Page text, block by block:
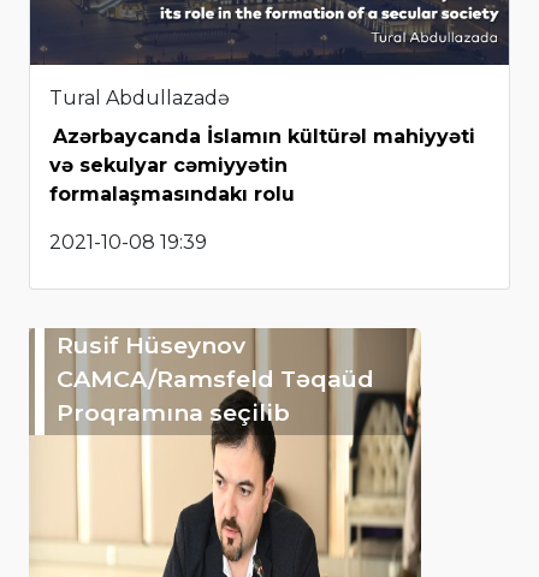
Tural Abdullazadə
Azərbaycanda İslamın kültürəl mahiyyəti
və sekulyar cəmiyyətin
formalaşmasındakı rolu
2021-10-08 19:39
Rusif Hüseynov
CAMCA/Ramsfeld Təqaüd
Proqramına seçilib